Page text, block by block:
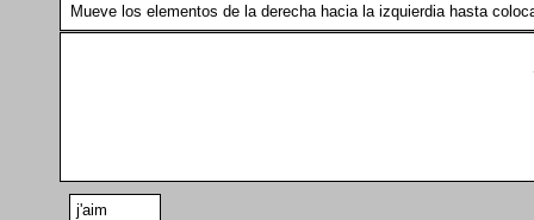
Mueve los elementos de la derecha hacia la izquierdia hasta
j'aim